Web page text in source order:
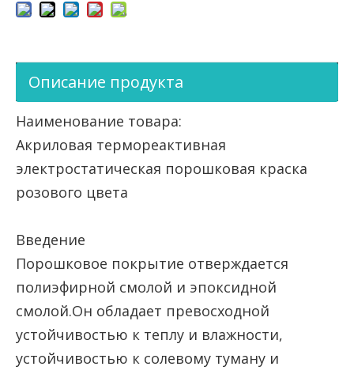
Описание продукта
Наименование товара:
Акриловая термореактивная
электростатическая порошковая краска
розового цвета
Введение
Порошковое покрытие отверждается
полиэфирной смолой и эпоксидной
смолой.Он обладает превосходной
устойчивостью к теплу и влажности,
устойчивостью к солевому туману и